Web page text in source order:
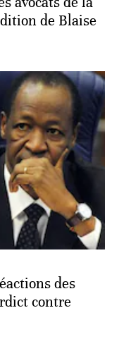
de Blaise
des
contre